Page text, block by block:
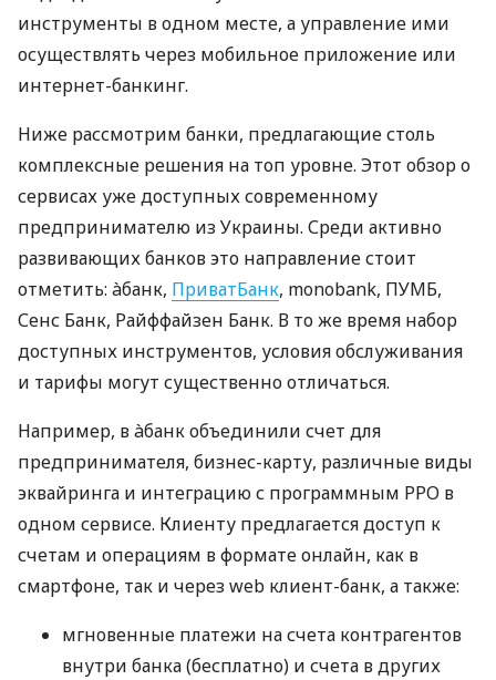
инструменты в одном месте, а управление ими
осуществлять через мобильное приложение или
интернет-банкинг.
Ниже рассмотрим банки, предлагающие столь
комплексные решения на топ уровне. Этот обзор о
сервисах уже доступных современному
предпринимателю из Украины. Среди активно
развивающих банков это направление стоит
отметить: àбанк, ПриватБанк, monobank, ПУМБ,
Сенс Банк, Райффайзен Банк. В то же время набор
доступных инструментов, условия обслуживания
и тарифы могут существенно отличаться.
Например, в àбанк объединили счет для
предпринимателя, бизнес-карту, различные виды
эквайринга и интеграцию с программным РРО в
одном сервисе. Клиенту предлагается доступ к
счетам и операциям в формате онлайн, как в
смартфоне, так и через web клиент-банк, а также:
мгновенные платежи на счета контрагентов
внутри банка (бесплатно) и счета в других